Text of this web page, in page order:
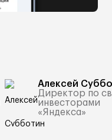
Алексей
Директор по
инвесторами
«Яндекса»